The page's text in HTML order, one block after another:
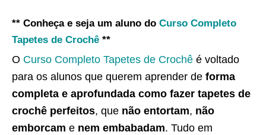
** Conheça e seja um aluno do Curso Completo
Tapetes de Crochê **
O Curso Completo Tapetes de Crochê é voltado
para os alunos que querem aprender de forma
completa e aprofundada como fazer tapetes de
crochê perfeitos, que não entortam, não
emborcam e nem embabadam. Tudo em